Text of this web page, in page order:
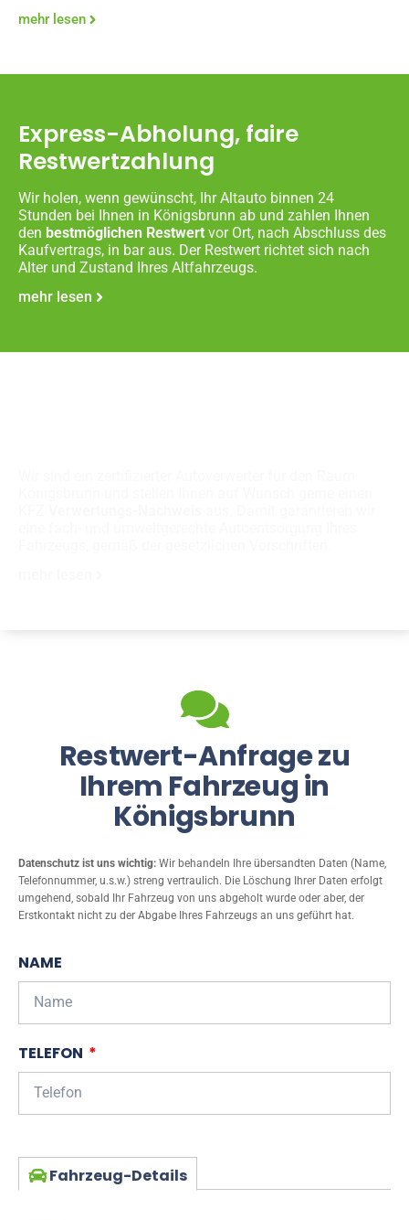
mehr lesen
Express-Abholung, faire
Restwertzahlung
Wir holen, wenn gewünscht, Ihr Altauto binnen 24
Stunden bei Ihnen in Königsbrunn ab und zahlen Ihnen
den bestmöglichen Restwert vor Ort, nach Abschluss des
Kaufvertrags, in bar aus. Der Restwert richtet sich nach
Alter und Zustand Ihres Altfahrzeugs.
mehr lesen
Restwert-Anfrage zu
Ihrem Fahrzeug in
Königsbrunn
Datenschutz ist uns wichtig: Wir behandeln Ihre übersandten Daten (Name,
Telefonnummer, u.s.w.) streng vertraulich. Die Löschung Ihrer Daten erfolgt
umgehend, sobald Ihr Fahrzeug von uns abgeholt wurde oder aber, der
Erstkontakt nicht zu der Abgabe Ihres Fahrzeugs an uns geführt hat.
NAME
TELEFON
Fahrzeug-Details